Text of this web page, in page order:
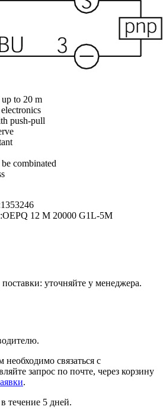
up to 20 m
push-pull
combinated
1353246
OEPQ 12 M 20000 G1L-5M
уточняйте у менеджера.
связаться с
запрос по почте, через корзину
.
течение 5 дней.